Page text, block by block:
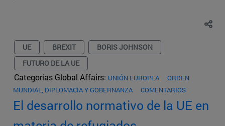
UE BREXIT
BORIS JOHNSON
FUTURO DE LA UE
Categorías Global Affairs: UNIÓN EUROPEA
ORDEN
MUNDIAL, DIPLOMACIA Y GOBERNANZA
COMENTARIOS
El desarrollo normativo de la UE en